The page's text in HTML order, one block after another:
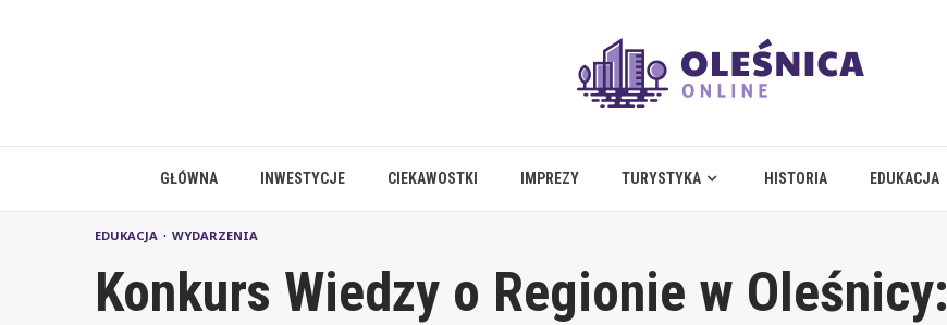
GŁÓWNA INWESTYCJE CIEKAWOSTKI IMPREZY TURYSTYKA HISTORIA EDUKACJA
EDUKACJA WYDARZENIA
Konkurs Wiedzy o Regionie w Oleśnicy: